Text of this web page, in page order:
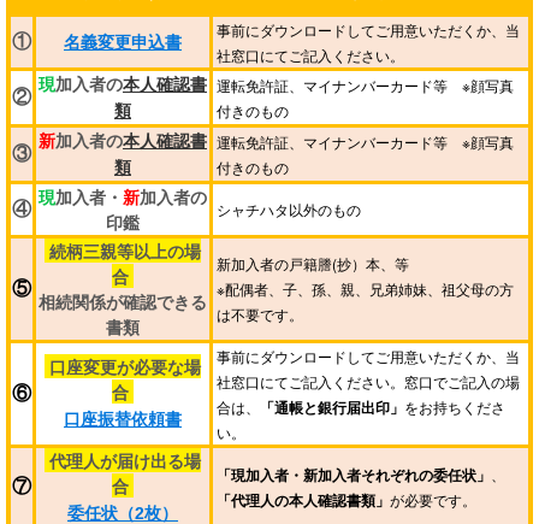
① 名義変更申込書
事前にダウンロードしてご用意いただくか、当
社窓口にてご記入ください。
②
現加入者の本人確認書
類
運転免許証、マイナンバーカード等 ※顔写真
付きのもの
③
新加入者の本人確認書
類
運転免許証、マイナンバーカード等 ※顔写真
付きのもの
④
現加入者・ 新加入者の
印鑑
シャチハタ以外のもの
⑤
続柄三親等以上の場
合
相続関係が確認できる
書類
新加入者の戸籍謄(抄）本、等
※配偶者、子、孫、親、兄弟姉妹、祖父母の方
は不要です。
⑥
口座変更が必要な場
合
口座振替依頼書
事前にダウンロードしてご用意いただくか、当
社窓口にてご記入ください。窓口でご記入の場
合は、
「通帳と銀行届出印」 をお持ちくださ
い。
⑦
代理人が届け出る場
合
委任状（2枚）
「現加入者・新加入者それぞれの委任状」
「代理人の本人確認書類」 が必要です。